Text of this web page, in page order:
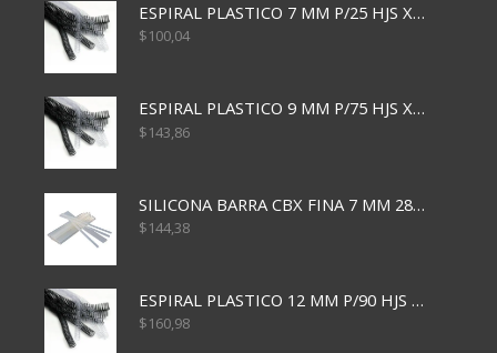
ESPIRAL PLASTICO 7 MM P/25 HJS X50x3000
$100,04
ESPIRAL PLASTICO 9 MM P/75 HJS X50X2400
$143,86
SILICONA BARRA CBX FINA 7 MM 28 CM
$144,38
ESPIRAL PLASTICO 12 MM P/90 HJS X50X1500
$160,98